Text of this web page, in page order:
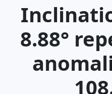
8.88°